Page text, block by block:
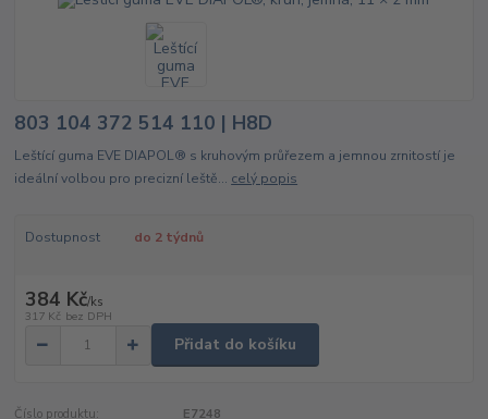
803 104 372 514 110 | H8D
Leštící guma EVE DIAPOL® s kruhovým průřezem a jemnou zrnitostí je
ideální volbou pro precizní leště... celý popis
Dostupnost do 2 týdnů
384 Kč/ks
317 Kč bez DPH
Přidat do košíku
Číslo produktu:
E7248